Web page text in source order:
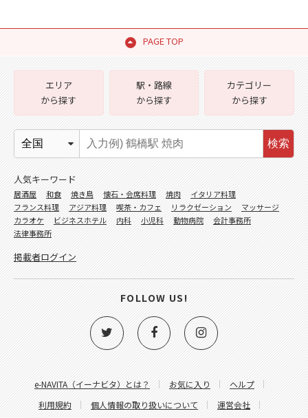
PAGE TOP
e-NAVITA（イーナビタ）とは？ お気に入り
ヘルプ
利用規約
個人情報の取り扱いについて 運営会社
エリア
から探す
駅・路線
から探す
カテゴリー
から探す
検索
人気キーワード
居酒屋 和食 焼き鳥 懐石・会席料理 焼肉
イタリア料理
フランス料理
アジア料理 喫茶・カフェ リラクゼーション
マッサージ
カラオケ
ビジネスホテル 内科 小児科 動物病院
会計事務所
法律事務所
掲載者ログイン
FOLLOW US!